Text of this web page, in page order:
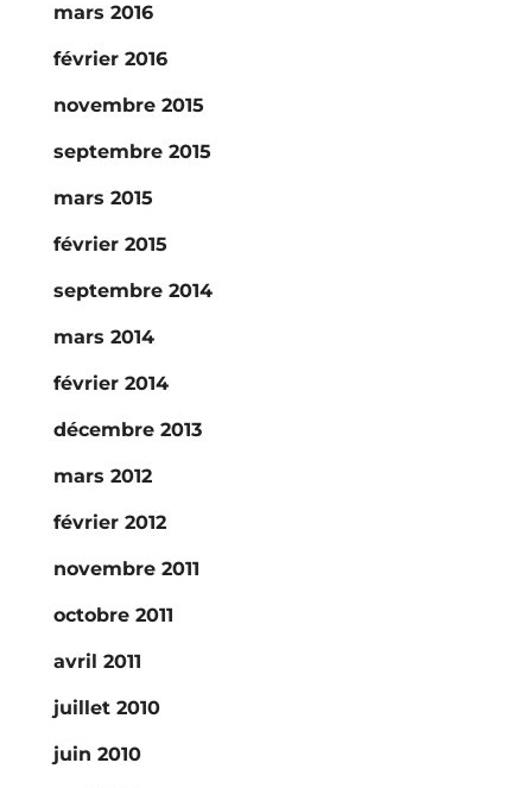
mars 2016
février 2016
novembre 2015
septembre 2015
mars 2015
février 2015
septembre 2014
mars 2014
février 2014
décembre 2013
mars 2012
février 2012
novembre 2011
octobre 2011
avril 2011
juillet 2010
juin 2010